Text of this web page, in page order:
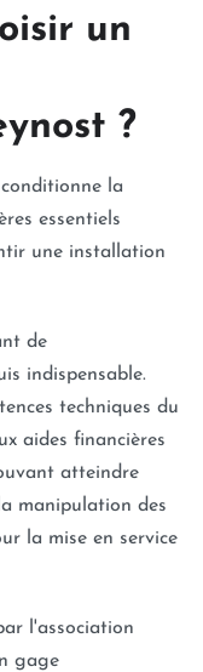
un
?
la
essentiels
une installation
de
indispensable.
techniques du
aides financières
atteindre
manipulation des
la mise en service
l'association
gage